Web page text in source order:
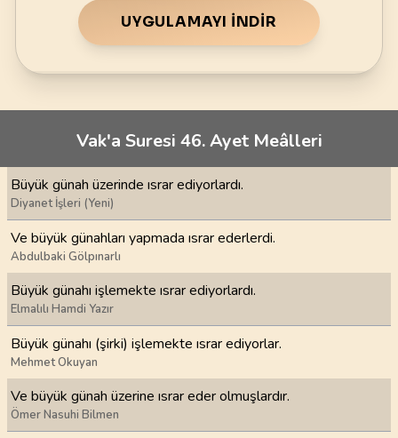
UYGULAMAYI İNDIR
Vak'a Suresi 46. Ayet Meâlleri
Büyük günah üzerinde ısrar ediyorlardı.
Diyanet İşleri (Yeni)
Ve büyük günahları yapmada ısrar ederlerdi.
Abdulbaki Gölpınarlı
Büyük günahı işlemekte ısrar ediyorlardı.
Elmalılı Hamdi Yazır
Büyük günahı (şirki) işlemekte ısrar ediyorlar.
Mehmet Okuyan
Ve büyük günah üzerine ısrar eder olmuşlardır.
Ömer Nasuhi Bilmen